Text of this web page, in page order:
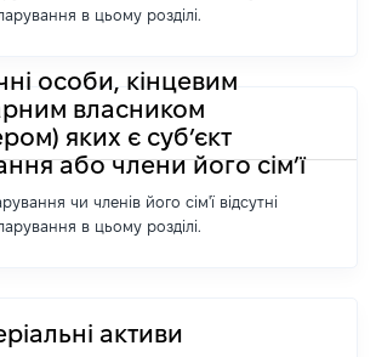
в цьому розділі.
особи, кінцевим
власником
яких є суб’єкт
або члени його сім’ї
чи членів його сім'ї відсутні
в цьому розділі.
активи